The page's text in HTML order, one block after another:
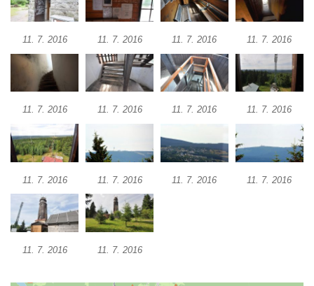
11. 7. 2016 11. 7. 2016 11. 7. 2016 11. 7. 2016
11. 7. 2016 11. 7. 2016 11. 7. 2016 11. 7. 2016
11. 7. 2016 11. 7. 2016 11. 7. 2016 11. 7. 2016
11. 7. 2016 11. 7. 2016